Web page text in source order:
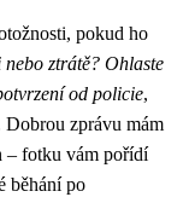
pokud ho
ztrátě? Ohlaste
od policie,
Dobrou zprávu mám
– fotku vám pořídí
běhání po